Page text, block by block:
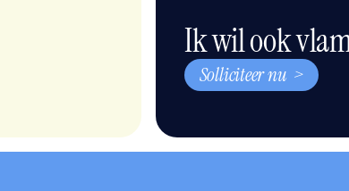
Ik wil ook
Solliciteer nu >